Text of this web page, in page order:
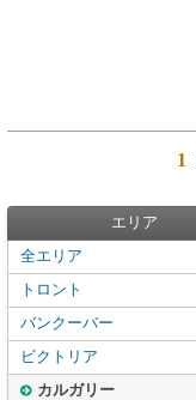
1
エリア
全エリア
トロント
バンクーバー
ビクトリア
カルガリー